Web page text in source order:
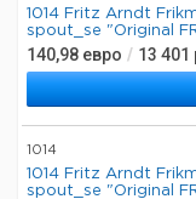
1014 Fritz Arndt
spout_se "Original
140,98 евро / 13 401
1014
1014 Fritz Arndt
spout_se "Original